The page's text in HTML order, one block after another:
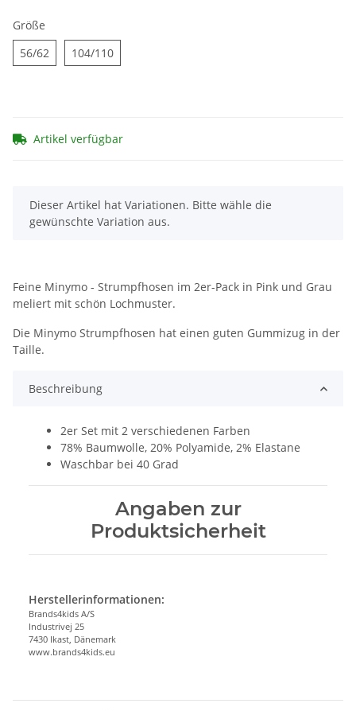
Größe
56/62 56/62104/110104/110
Artikel verfügbar
x
Dieser Artikel hat Variationen. Bitte wähle die
gewünschte Variation aus.
Feine Minymo - Strumpfhosen im 2er-Pack in Pink und Grau
meliert mit schön Lochmuster.
Die Minymo Strumpfhosen hat einen guten Gummizug in der
Taille.
Beschreibung
2er Set mit 2 verschiedenen Farben
78% Baumwolle, 20% Polyamide, 2% Elastane
Waschbar bei 40 Grad
Angaben zur
Produktsicherheit
Herstellerinformationen:
Brands4kids A/S
Industrivej 25
7430 Ikast, Dänemark
www.brands4kids.eu